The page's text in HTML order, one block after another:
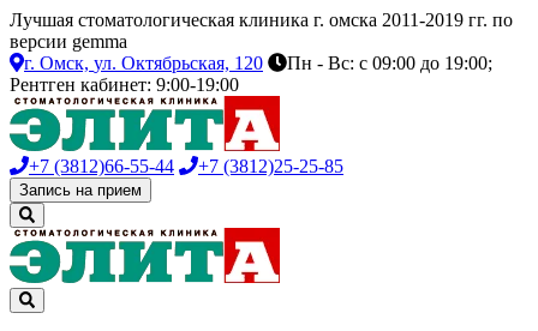
Лучшая стоматологическая клиника г. омска 2011-2019 гг. по
версии gemma
г. Омск, ул. Октябрьская, 120
Пн - Вс: с 09:00 до 19:00;
Рентген кабинет: 9:00-19:00
+7 (3812)66-55-44 +7 (3812)25-25-85
Запись на прием